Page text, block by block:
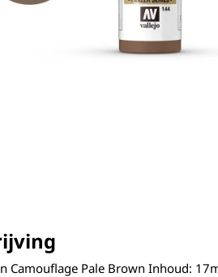
Camouflage Pale Brown Inhoud: